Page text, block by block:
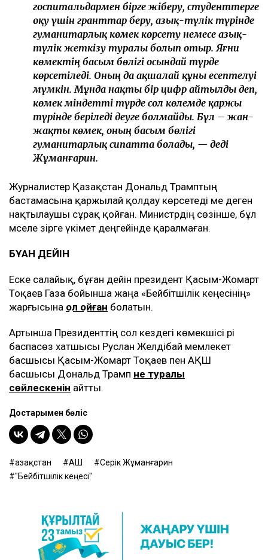
госпитальдармен бірге жіберу, студенттерге
оқу үшін гранттар беру, азық-түлік түрінде
гуманитарлық көмек көрсету немесе азық-
түлік жеткізу туралы болып отыр. Яғни
көмектің басым бөлігі осындай түрде
көрсетіледі. Оның да ақшалай құны есептелуі
мүмкін. Мұнда нақты бір цифр айтылды деп,
көмек міндетті түрде сол көлемде қаржы
түрінде беріледі деуге болмайды. Бұл – жан-
жақты көмек, оның басым бөлігі
гуманитарлық сипатта болады, — деді
Жұманғарин.
Журналистер Қазақстан Дональд Трамптың
бастамасына қаржылай қолдау көрсетеді ме деген
нақтылаушы сұрақ қойған. Министрдің сөзінше, бұл
мәселе әзірге үкімет деңгейінде қаралмаған.
БҰҒАН ДЕЙІН
Еске салайық, бұған дейін президент Қасым-Жомарт
Тоқаев Газа бойынша жаңа «Бейбітшілік кеңесінің»
жарғысына қол қойған болатын.
Артынша Президенттің сол кездегі көмекшісі әрі
баспасөз хатшысы Руслан Желдібай мемлекет
басшысы Қасым-Жомарт Тоқаев пен АҚШ
басшысы Дональд Трамп не туралы
сөйлескенін айтты.
Достарыңмен бөліс
Қазақстан АҚШ
Серік Жұманғарин
"Бейбітшілік кеңесі"